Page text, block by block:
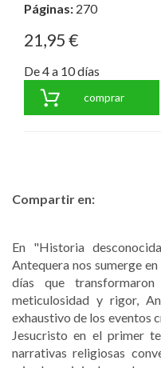
Páginas: 270
21,95 €
De 4 a 10 días
comprar
Compartir en:
En "Historia
Antequera nos sumerge
días que
meticulosidad y rigor,
exhaustivo de los eventos
Jesucristo en el primer
narrativas religiosas